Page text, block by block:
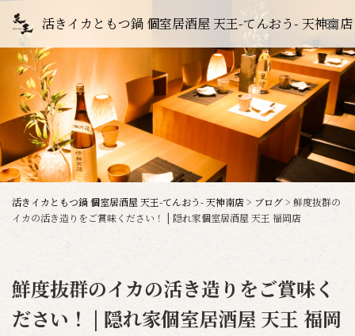
活きイカともつ鍋 個室居酒屋 天王-てんおう- 天神南店
活きイカともつ鍋 個室居酒屋 天王-てんおう- 天神南店> ブログ> 鮮度抜群の
イカの活き造りをご賞味ください！ | 隠れ家個室居酒屋 天王 福岡店
鮮度抜群のイカの活き造りをご賞味く
ださい！ | 隠れ家個室居酒屋 天王 福岡